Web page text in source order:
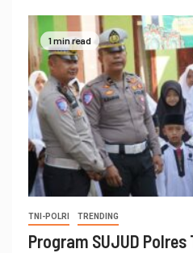
1 min read
TNI-POLRI TRENDING
Program SUJUD